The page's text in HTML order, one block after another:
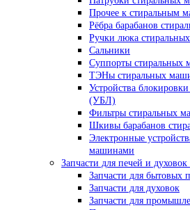
Прочее к стиральным
Рёбра барабанов
Ручки люка
Сальники
Суппорты стиральных
ТЭНы стиральных
Устройства
(УБЛ)
Фильтры стиральных
Шкивы барабанов
Электронные
машинами
Запчасти для печей и духовок
Запчасти для бытовых
Запчасти для духовок
Запчасти для